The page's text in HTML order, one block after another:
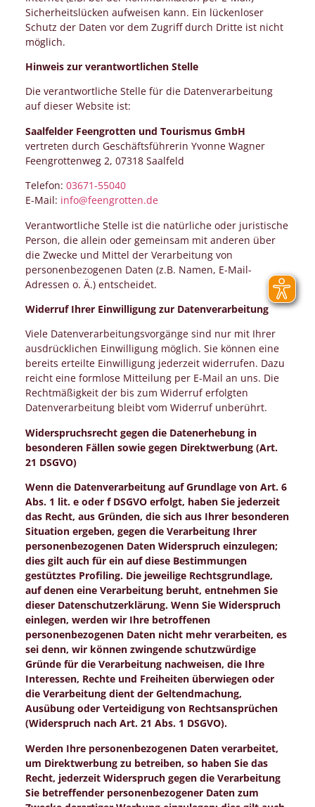
Sicherheitslücken aufweisen kann. Ein lückenloser
Schutz der Daten vor dem Zugriff durch Dritte ist nicht
möglich.
Hinweis zur verantwortlichen Stelle
Die verantwortliche Stelle für die Datenverarbeitung
auf dieser Website ist:
Saalfelder Feengrotten und Tourismus GmbH
vertreten durch Geschäftsführerin Yvonne Wagner
Feengrottenweg 2, 07318 Saalfeld
Telefon: 03671-55040
E-Mail: info@feengrotten.de
Verantwortliche Stelle ist die natürliche oder juristische
Person, die allein oder gemeinsam mit anderen über
die Zwecke und Mittel der Verarbeitung von
personenbezogenen Daten (z.B. Namen, E-Mail-
Adressen o. Ä.) entscheidet.
Widerruf Ihrer Einwilligung zur Datenverarbeitung
Viele Datenverarbeitungsvorgänge sind nur mit Ihrer
ausdrücklichen Einwilligung möglich. Sie können eine
bereits erteilte Einwilligung jederzeit widerrufen. Dazu
reicht eine formlose Mitteilung per E-Mail an uns. Die
Rechtmäßigkeit der bis zum Widerruf erfolgten
Datenverarbeitung bleibt vom Widerruf unberührt.
Widerspruchsrecht gegen die Datenerhebung in
besonderen Fällen sowie gegen Direktwerbung (Art.
21 DSGVO)
Wenn die Datenverarbeitung auf Grundlage von Art. 6
Abs. 1 lit. e oder f DSGVO erfolgt, haben Sie jederzeit
das Recht, aus Gründen, die sich aus Ihrer besonderen
Situation ergeben, gegen die Verarbeitung Ihrer
personenbezogenen Daten Widerspruch einzulegen;
dies gilt auch für ein auf diese Bestimmungen
gestütztes Profiling. Die jeweilige Rechtsgrundlage,
auf denen eine Verarbeitung beruht, entnehmen Sie
dieser Datenschutzerklärung. Wenn Sie Widerspruch
einlegen, werden wir Ihre betroffenen
personenbezogenen Daten nicht mehr verarbeiten, es
sei denn, wir können zwingende schutzwürdige
Gründe für die Verarbeitung nachweisen, die Ihre
Interessen, Rechte und Freiheiten überwiegen oder
die Verarbeitung dient der Geltendmachung,
Ausübung oder Verteidigung von Rechtsansprüchen
(Widerspruch nach Art. 21 Abs. 1 DSGVO).
Werden Ihre personenbezogenen Daten verarbeitet,
um Direktwerbung zu betreiben, so haben Sie das
Recht, jederzeit Widerspruch gegen die Verarbeitung
Sie betreffender personenbezogener Daten zum